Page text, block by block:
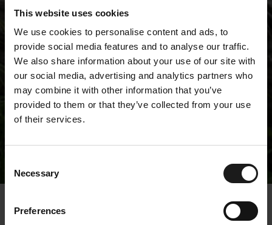
This website uses cookies
We use cookies to personalise content and ads, to
provide social media features and to analyse our traffic.
We also share information about your use of our site with
our social media, advertising and analytics partners who
may combine it with other information that you’ve
provided to them or that they’ve collected from your use
of their services.
Selection
Necessary
Preferences
Tiedotteet
« Tiedotteet